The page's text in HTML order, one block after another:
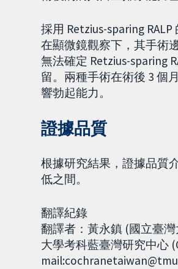
採用 Retzius-sparing
在顯微鏡觀察下，其手術
無法確定 Retzius-sparing
留。兩種手術在術後 3 個
響勃起能力。
證據品質
根據研究結果，證據品質
低之間。
翻譯紀錄
翻譯者：黃永鎮 (國立臺
大學考科藍臺灣研究中心